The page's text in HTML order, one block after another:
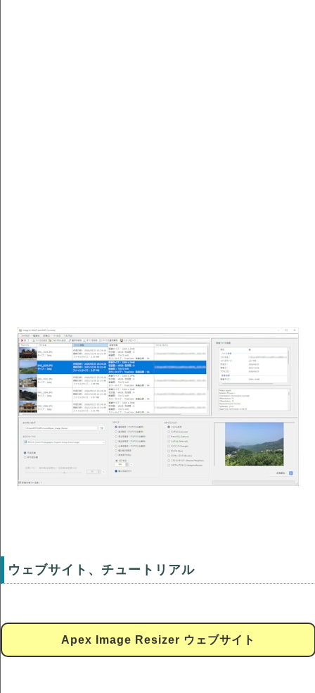
ウェブサイト、チュートリアル
Apex Image Resizer ウェブサイト